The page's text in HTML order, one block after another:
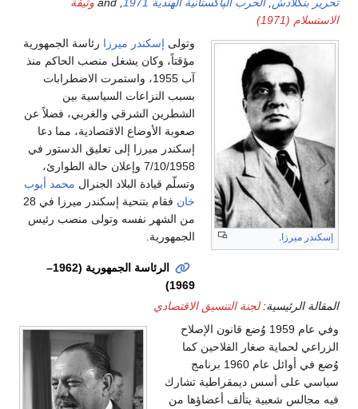
الاستسلام (1971)
إسكندر ميرزا .
وتولى إسكندر ميرزا رئاسة الجمهورية
مؤقتاً، وكان يشغل منصب الحاكم منذ
آب 1955، واستمرت الاضطرابات
بسبب النزاعات السياسية بين
الشطرين الشرقي والغربي، فضلاً عن
صعوبة الأوضاع الاقتصادية، مما دعا
إسكندر ميرزا إلى تعليق الدستور في
7/10/1958 وإعلان حالة الطوارئ،
وتسلّم قيادة البلاد الجنرال محمد أيوب
خان
فقام بتنحية إسكندر ميرزا في 28
من الشهر نفسه وتولى منصب رئيس
الجمهورية.
الرئاسة الجمهورية (1962–
1969)
المقالة الرئيسية:لجنة التنسيق الاقتصادي
وفي عام 1959 وُضع قانون الإصلاح
الزراعي لحماية صغار الفلاحين كما
وُضع في أوائل عام 1960 برنامج
سياسي على أسس ديمقراطية تشارك
فيه مجالس شعبية يتألف أعضاؤها من